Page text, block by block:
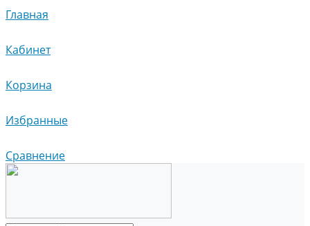
Главная
Кабинет
Корзина
Избранные
Сравнение